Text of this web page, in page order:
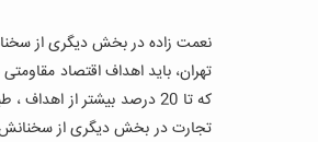
نعمت زاده در بخش دیگری از
که تا 20 درصد بیشتر از اهداف ، طبیعی است اما وقتی ارقام به این اندازه افزایش یابد باید اهداف ، بزرگتر تعریف شود
تجارت در بخش دیگری از